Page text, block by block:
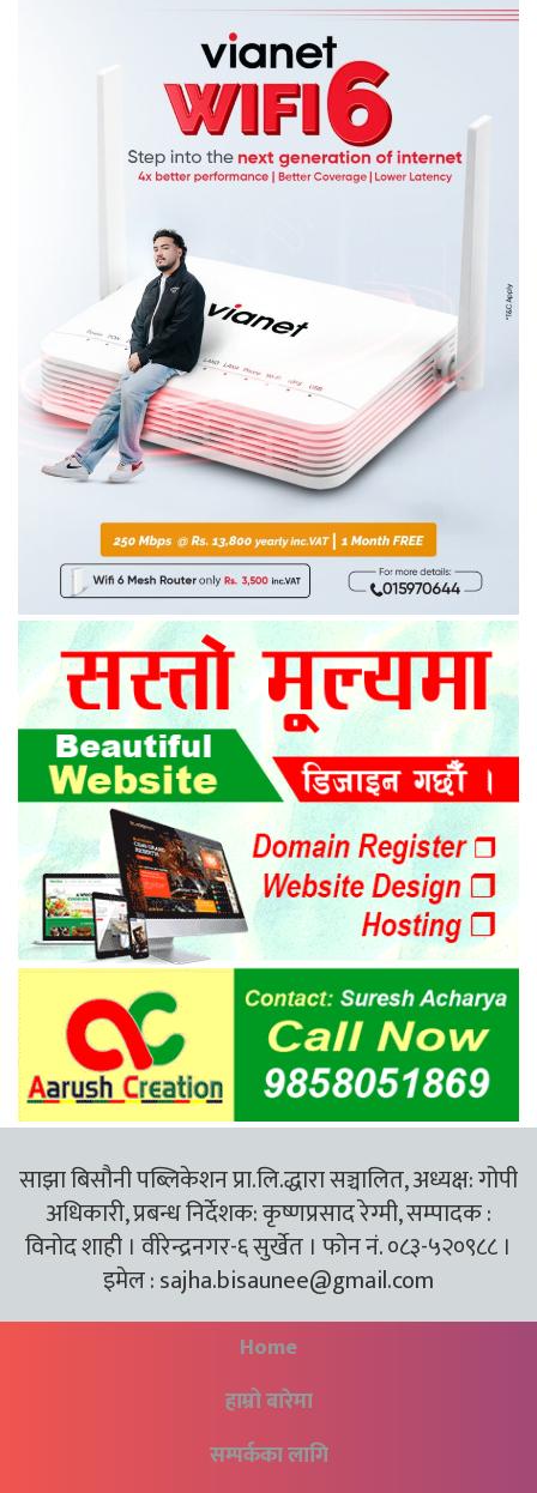
साझा बिसौनी पब्लिकेशन प्रा.लि.द्धारा सञ्चालित, अध्यक्ष: गोपी
अधिकारी, प्रबन्ध निर्देशक: कृष्णप्रसाद रेग्मी, सम्पादक :
विनोद शाही । वीरेन्द्रनगर-६ सुर्खेत । फोन नं. ०८३-५२०९८८ ।
इमेल :sajha.bisaunee@gmail.com
Home
हाम्रो बारेमा
सम्पर्कका लागि